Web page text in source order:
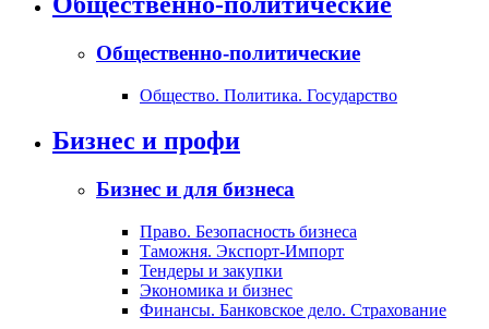
Общественно-политические
Общество. Политика. Государство
Бизнес и профи
Бизнес и для бизнеса
Право. Безопасность бизнеса
Таможня. Экспорт-Импорт
Тендеры и закупки
Экономика и бизнес
Финансы. Банковское дело. Страхование